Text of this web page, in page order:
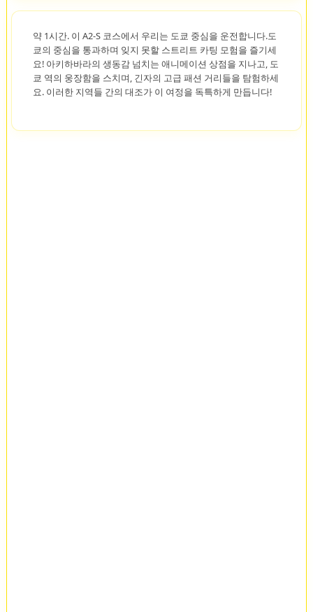
약 1시간. 이 A2-S 코스에서 우리는 도쿄 중심을 운전합니다.도
쿄의 중심을 통과하며 잊지 못할 스트리트 카팅 모험을 즐기세
요! 아키하바라의 생동감 넘치는 애니메이션 상점을 지나고, 도
쿄 역의 웅장함을 스치며, 긴자의 고급 패션 거리들을 탐험하세
요. 이러한 지역들 간의 대조가 이 여정을 독특하게 만듭니다!